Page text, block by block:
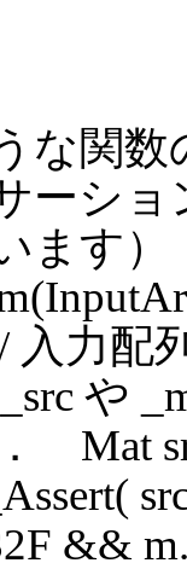
な関
ーシ
ます）
入力配
や
Mat
&&